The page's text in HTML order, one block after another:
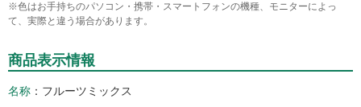
※色はお手持ちのパソコン・携帯・スマートフォンの機種、モニターによっ
て、実際と違う場合があります。
商品表示情報
名称
フルーツミックス